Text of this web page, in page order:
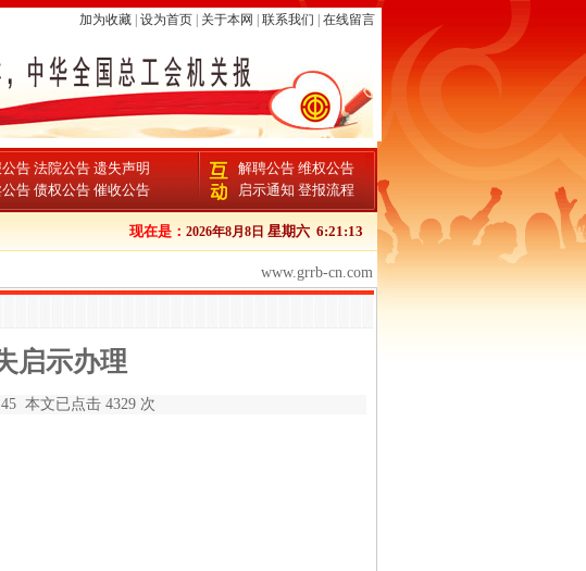
加为收藏| 设为首页| 关于本网 联系我们 在线留言
告 法院公告 遗失声明
告 债权公告 催收公告
解聘公告 维权公告
启示通知 登报流程
现在是： 2026年8月8日 星期六 6:21:14
www.grrb-cn.com
启示办理
本文已点击 4329 次